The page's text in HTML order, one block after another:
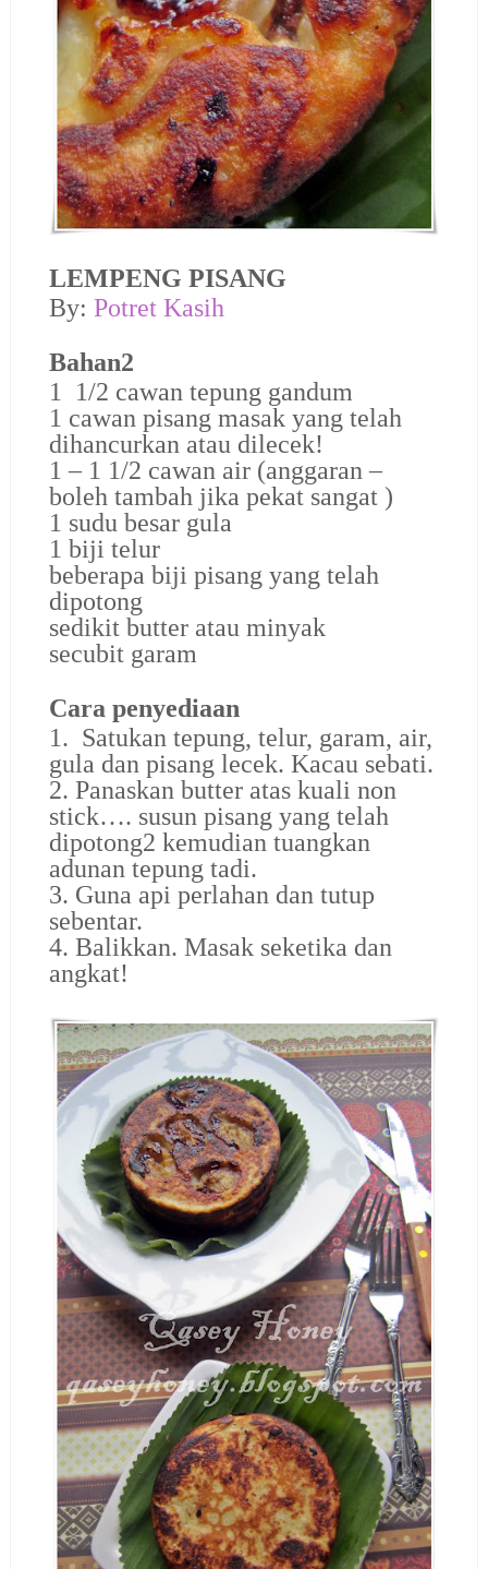
LEMPENG PISANG
By: Potret Kasih
Bahan2
1 1/2 cawan tepung gandum
1 cawan pisang masak yang telah
dihancurkan atau dilecek!
1 – 1 1/2 cawan air (anggaran –
boleh tambah jika pekat sangat )
1 sudu besar gula
1 biji telur
beberapa biji pisang yang telah
dipotong
sedikit butter atau minyak
secubit garam
Cara penyediaan
1. Satukan tepung, telur, garam, air,
gula dan pisang lecek. Kacau sebati.
2. Panaskan butter atas kuali non
stick…. susun pisang yang telah
dipotong2 kemudian tuangkan
adunan tepung tadi.
3. Guna api perlahan dan tutup
sebentar.
4. Balikkan. Masak seketika dan
angkat!